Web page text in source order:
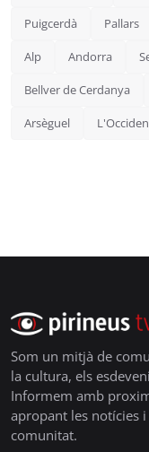
Puigcerdà Pallars
Alp Andorra
Bellver de Cerdanya
Arsèguel
Som un mitjà de
la cultura, els
Informem amb
apropant les notícies
comunitat.